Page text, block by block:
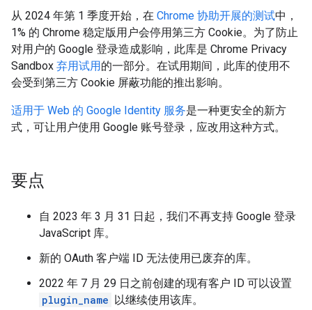
从 2024 年第 1 季度开始，在 Chrome 协助开展的测试中，
1% 的 Chrome 稳定版用户会停用第三方 Cookie。为了防止
对用户的 Google 登录造成影响，此库是 Chrome Privacy
Sandbox 弃用试用的一部分。在试用期间，此库的使用不
会受到第三方 Cookie 屏蔽功能的推出影响。
适用于 Web 的 Google Identity 服务是一种更安全的新方
式，可让用户使用 Google 账号登录，应改用这种方式。
要点
自 2023 年 3 月 31 日起，我们不再支持 Google 登录
JavaScript 库。
新的 OAuth 客户端 ID 无法使用已废弃的库。
2022 年 7 月 29 日之前创建的现有客户 ID 可以设置
plugin_name 以继续使用该库。